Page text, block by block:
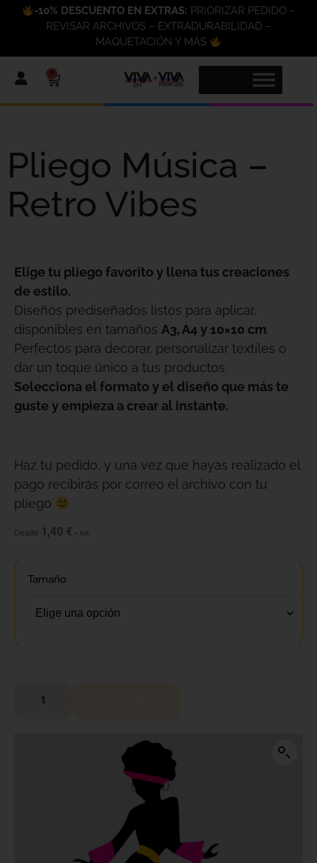
-10% DESCUENTO EN EXTRAS: PRIORIZAR PEDIDO –
REVISAR ARCHIVOS – EXTRADURABILIDAD –
MAQUETACIÓN Y MÁS
0
Pliego Música –
Retro Vibes
Elige tu pliego favorito y llena tus creaciones
de estilo.
Diseños prediseñados listos para aplicar,
disponibles en tamaños A3, A4 y 10×10 cm.
Perfectos para decorar, personalizar textiles o
dar un toque único a tus productos.
Selecciona el formato y el diseño que más te
guste y empieza a crear al instante.
Haz tu pedido, y una vez que hayas realizado el
pago recibirás por correo el archivo con tu
pliego
Desde 1,40 € + IVA
Tamaño